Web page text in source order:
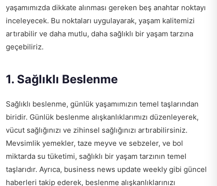
yaşamımızda dikkate alınması gereken beş anahtar noktayı
inceleyecek. Bu noktaları uygulayarak, yaşam kalitemizi
artırabilir ve daha mutlu, daha sağlıklı bir yaşam tarzına
geçebiliriz.
1. Sağlıklı Beslenme
Sağlıklı beslenme, günlük yaşamımızın temel taşlarından
biridir. Günlük beslenme alışkanlıklarımızı düzenleyerek,
vücut sağlığınızı ve zihinsel sağlığınızı artırabilirsiniz.
Mevsimlik yemekler, taze meyve ve sebzeler, ve bol
miktarda su tüketimi, sağlıklı bir yaşam tarzının temel
taşlarıdır. Ayrıca, business news update weekly gibi güncel
haberleri takip ederek, beslenme alışkanlıklarınızı